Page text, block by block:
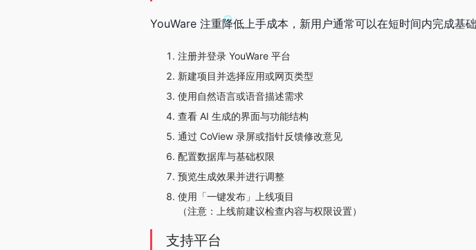
YouWare 注重降低上手成本，新用户通常可以在短时间内完成基础
注册并登录 YouWare 平台
新建项目并选择应用或网页类型
使用自然语言或语音描述需求
查看 AI 生成的界面与功能结构
通过 CoView 录屏或指针反馈修改意见
配置数据库与基础权限
预览生成效果并进行调整
使用「一键发布」上线项目
（注意：上线前建议检查内容与权限设置）
支持平台